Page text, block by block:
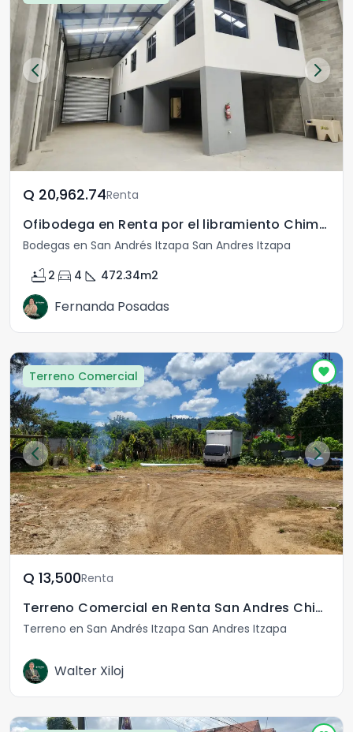
Q	20,962.74Renta
Ofibodega en Renta por el libramiento Chimaltenango
Bodegas en San Andrés Itzapa San Andres Itzapa
bathtub 2 directions_car 4 square_foot 472.34m2
Fernanda Posadas
Terreno Comercial
Q	13,500Renta
Terreno Comercial en Renta San Andres Chimaltenango
Terreno en San Andrés Itzapa San Andres Itzapa
Walter Xiloj